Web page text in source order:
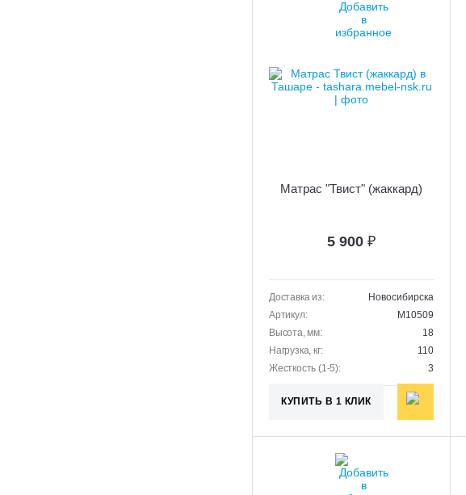
Матрас "Твист" (жаккард)
5 900 ₽
Доставка из:
Новосибирска
Артикул:
M10509
Высота, мм:
18
Нагрузка, кг:
110
Жесткость (1-5):
3
КУПИТЬ В 1 КЛИК